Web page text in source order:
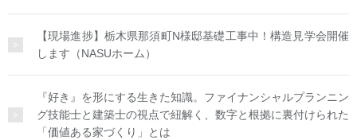
【現場進捗】栃木県那須町N様邸基礎工事中！構造見学会開催
します（NASUホーム）
『好き』を形にする生きた知識。ファイナンシャルプランニン
グ技能士と建築士の視点で紐解く、数字と根拠に裏付けられた
「価値ある家づくり」とは